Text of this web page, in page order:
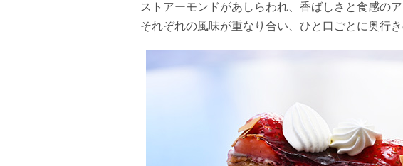
ストアーモンドがあしらわれ、香ばしさと食感のア
それぞれの風味が重なり合い、ひと口ごとに奥行